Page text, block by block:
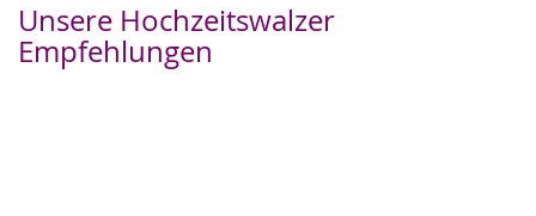
Unsere Hochzeitswalzer
Empfehlungen